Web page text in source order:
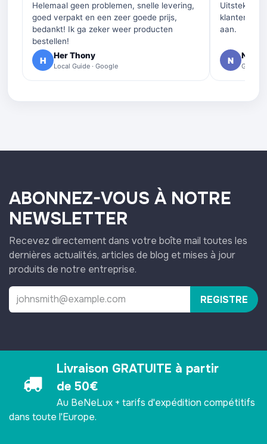
Helemaal geen problemen, snelle levering,
goed verpakt en een zeer goede prijs,
bedankt! Ik ga zeker weer producten
bestellen!
H Her Thony
Local Guide · Google
aan.
N Nelly
Google
ABONNEZ-VOUS À NOTRE
NEWSLETTER
Recevez directement dans votre boîte mail toutes les
dernières actualités, articles de blog et mises à jour
produits de notre entreprise.
REGISTRE
Livraison GRATUITE à partir
de 50€
Au BeNeLux + tarifs d'expédition compétitifs
dans toute l'Europe.